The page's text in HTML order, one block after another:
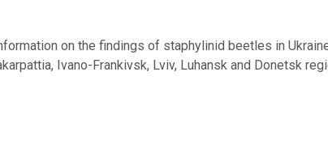
on the findings of staphylinid beetles in
Ivano-Frankivsk, Lviv, Luhansk and Donetsk